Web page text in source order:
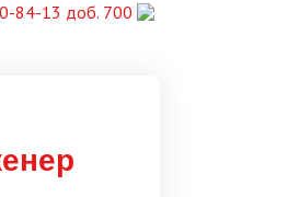
84-13 доб. 700